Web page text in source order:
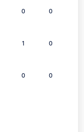
0 0
1 0
0 0